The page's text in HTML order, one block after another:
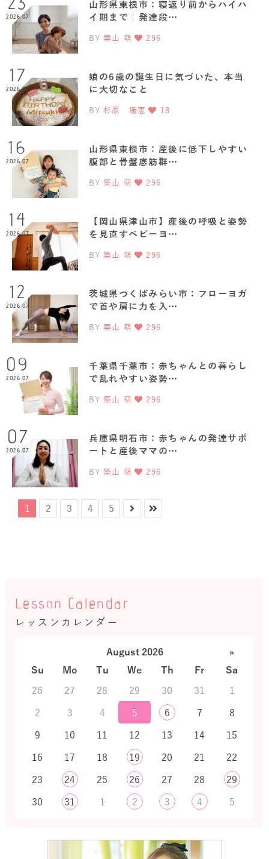
23
2026.07
山形県東根市：寝返り前からハイハ
イ期まで｜発達段…
BY 築山 萌 296
17
2026.07
娘の6歳の誕生日に気づいた、本当
に大切なこと
BY 杉原 織恵 18
16
2026.07
山形県東根市：産後に低下しやすい
腹部と骨盤底筋群…
BY 築山 萌 296
14
2026.07
【岡山県津山市】産後の呼吸と姿勢
を見直すベビーヨ…
BY 築山 萌 296
12
2026.07
茨城県つくばみらい市：フローヨガ
で首や肩に力を入…
BY 築山 萌 296
09
2026.07
千葉県千葉市：赤ちゃんとの暮らし
で乱れやすい姿勢…
BY 築山 萌 296
07
2026.07
兵庫県明石市：赤ちゃんの発達サポ
ートと産後ママの…
BY 築山 萌 296
1 2 3 4 5
Lesson Calendar
レッスンカレンダー
August 2026
»
Su
Mo Tu We Th Fr
Sa
26
27 28 29 30 31
1
2
3 4 5 6 7
8
9
10 11 12 13 14
15
16
17 18 19 20 21
22
23
24 25 26 27 28
29
30
31 1 2 3 4 5